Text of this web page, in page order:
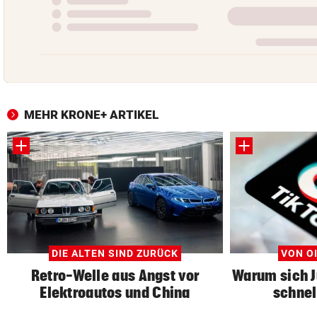
MEHR KRONE+ ARTIKEL
DIE ALTEN SIND ZURÜCK
Retro-Welle aus Angst vor
Elektroautos und China
VON
Warum sich